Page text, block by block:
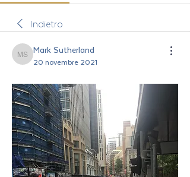
Indietro
Mark Sutherland
Mark Sutherland
20 novembre 2021